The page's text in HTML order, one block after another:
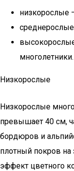
низкорослые
многолетники.
Низкорослые
Низкорослые
превышает 40 см,
бордюров и
плотный покров
эффект цветного